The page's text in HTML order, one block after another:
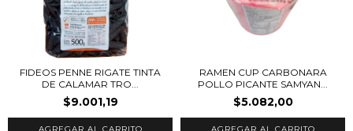
FIDEOS PENNE RIGATE TINTA
DE CALAMAR TRO...
$9.001,19
RAMEN CUP CARBONARA
POLLO PICANTE SAMYAN...
$5.082,00